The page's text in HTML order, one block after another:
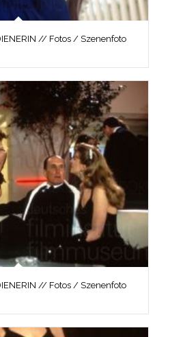
// Fotos / Szenenfoto
// Fotos / Szenenfoto